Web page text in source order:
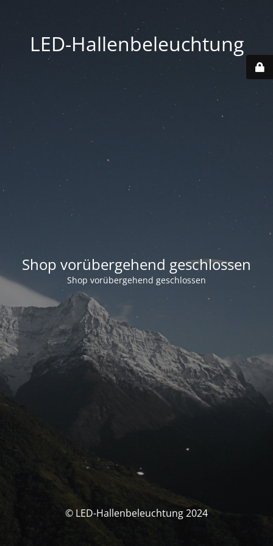
LED-Hallenbeleuchtung
Shop vorübergehend geschlossen
Shop vorübergehend geschlossen
© LED-Hallenbeleuchtung 2024